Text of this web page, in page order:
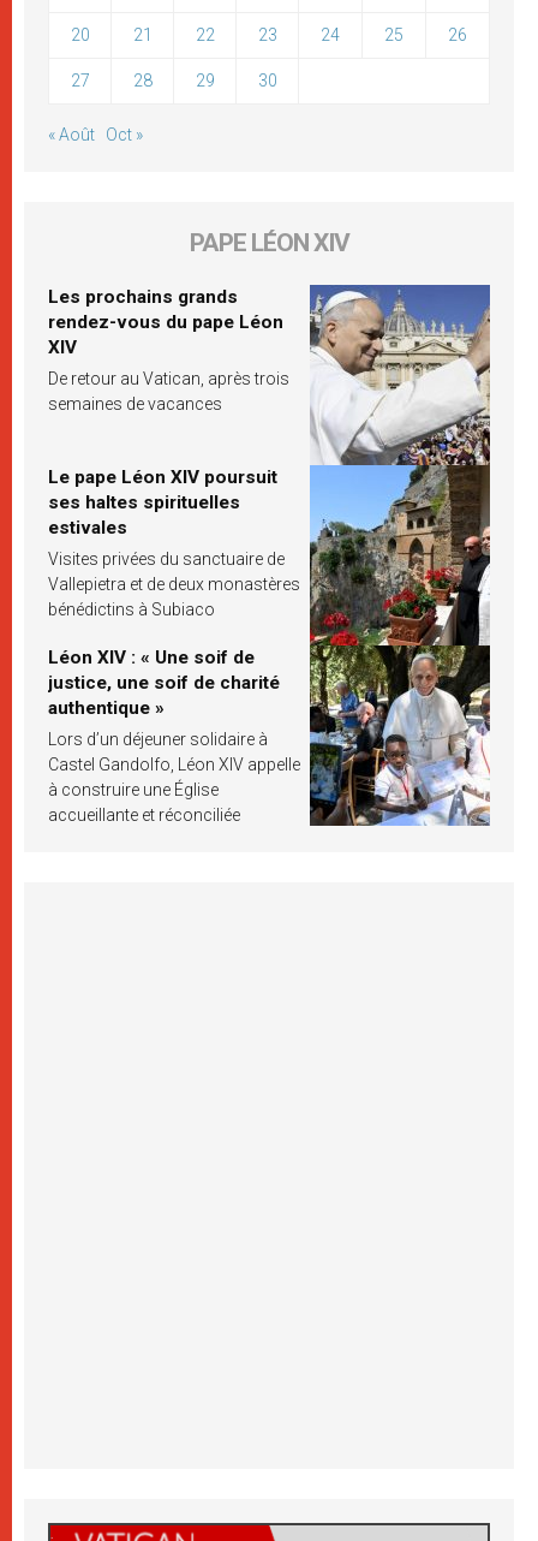
20 21 22 23 24 25 26
27 28 29 30
« Août Oct »
PAPE LÉON XIV
Les prochains grands
rendez-vous du pape Léon
XIV
De retour au Vatican, après trois
semaines de vacances
Le pape Léon XIV poursuit
ses haltes spirituelles
estivales
Visites privées du sanctuaire de
Vallepietra et de deux monastères
bénédictins à Subiaco
Léon XIV : « Une soif de
justice, une soif de charité
authentique »
Lors d’un déjeuner solidaire à
Castel Gandolfo, Léon XIV appelle
à construire une Église
accueillante et réconciliée